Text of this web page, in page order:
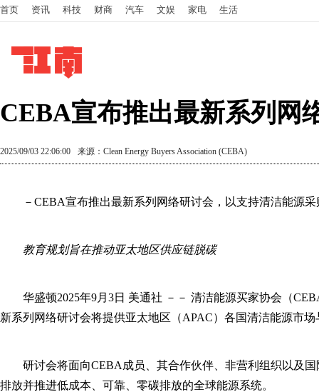
首页 资讯 科技 财商 汽车 文娱 家电 生活
CEBA宣布推出最新系列网
2025/09/03 22:06:00 来源：Clean Energy Buyers Association (CEBA)
－CEBA宣布推出最新系列网络研讨会，以支持清洁能源采
教育规划旨在推动亚太地区供应链脱碳
华盛顿2025年9月3日 美通社 －－ 清洁能源买家协会（
新系列网络研讨会将提供亚太地区（APAC）各国清洁能源市
研讨会将面向CEBA成员、其合作伙伴、非营利组织以及
排放并推进低成本、可靠、零碳排放的全球能源系统。